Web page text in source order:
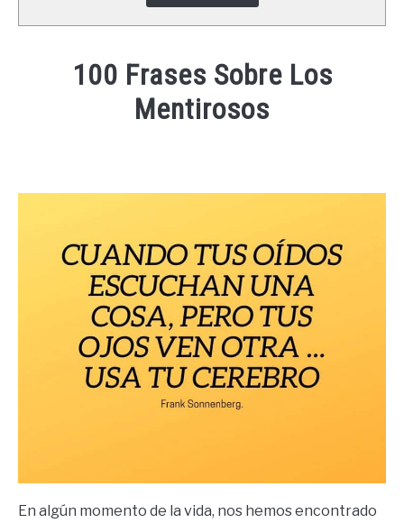
100 Frases Sobre Los
Mentirosos
En algún momento de la vida, nos hemos encontrado